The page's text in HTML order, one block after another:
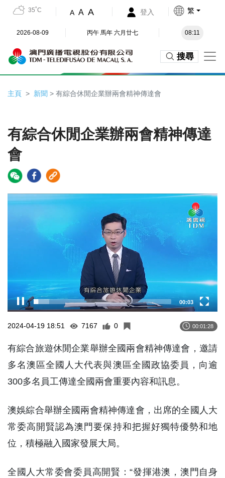
35˚C A A A 登入 繁
2026-08-09 丙午 馬年 六月廿七 08:11
搜尋
主頁 新聞 > 有綜合休閒企業辦兩會精神傳達會
有綜合休閒企業辦兩會精神傳達
會
Video
00:03
2024-04-19 18:51 7167 0 00:01:28
有綜合旅遊休閒企業舉辦全國兩會精神傳達會，邀請
多名澳區全國人大代表與澳區全國政協委員，向逾
300多名員工傳達全國兩會重要內容和訊息。
澳娛綜合舉辦全國兩會精神傳達會，出席的全國人大
常委高開賢認為澳門要保持和把握好獨特優勢和地
位，積極融入國家發展大局。
全國人大常委會委員高開賢：“發揮港澳，澳門自身